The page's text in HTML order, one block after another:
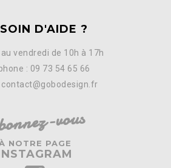
D'AIDE ?
au vendredi de 10h à 17h
: 09 73 54 65 66
contact@gobodesign.fr
vous
NOTRE PAGE